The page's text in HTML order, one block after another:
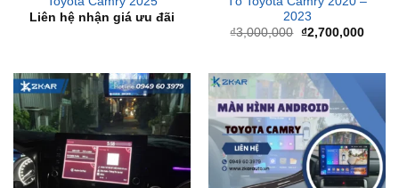
là:
₫3,000,000.